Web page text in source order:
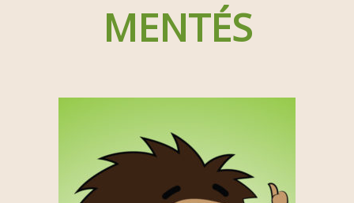
MENTÉS